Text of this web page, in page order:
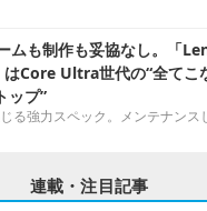
ムも制作も妥協なし。「
Core Ultra世代の“全てこ
ップ”
る強力スペック。メンテナンス
連載・注目記事